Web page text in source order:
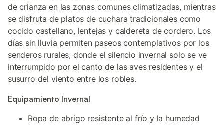
de crianza en las zonas comunes climatizadas, mientras
se disfruta de platos de cuchara tradicionales como
cocido castellano, lentejas y caldereta de cordero. Los
días sin lluvia permiten paseos contemplativos por los
senderos rurales, donde el silencio invernal solo se ve
interrumpido por el canto de las aves residentes y el
susurro del viento entre los robles.
Equipamiento Invernal
Ropa de abrigo resistente al frío y la humedad